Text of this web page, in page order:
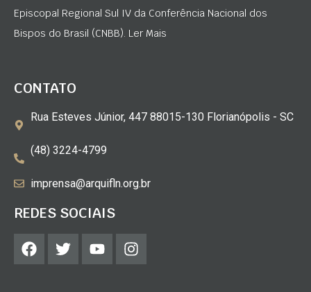
Episcopal Regional Sul IV da Conferência Nacional dos
Bispos do Brasil (CNBB). Ler Mais
CONTATO
Rua Esteves Júnior, 447 88015-130 Florianópolis - SC
(48) 3224-4799
imprensa@arquifln.org.br
REDES SOCIAIS